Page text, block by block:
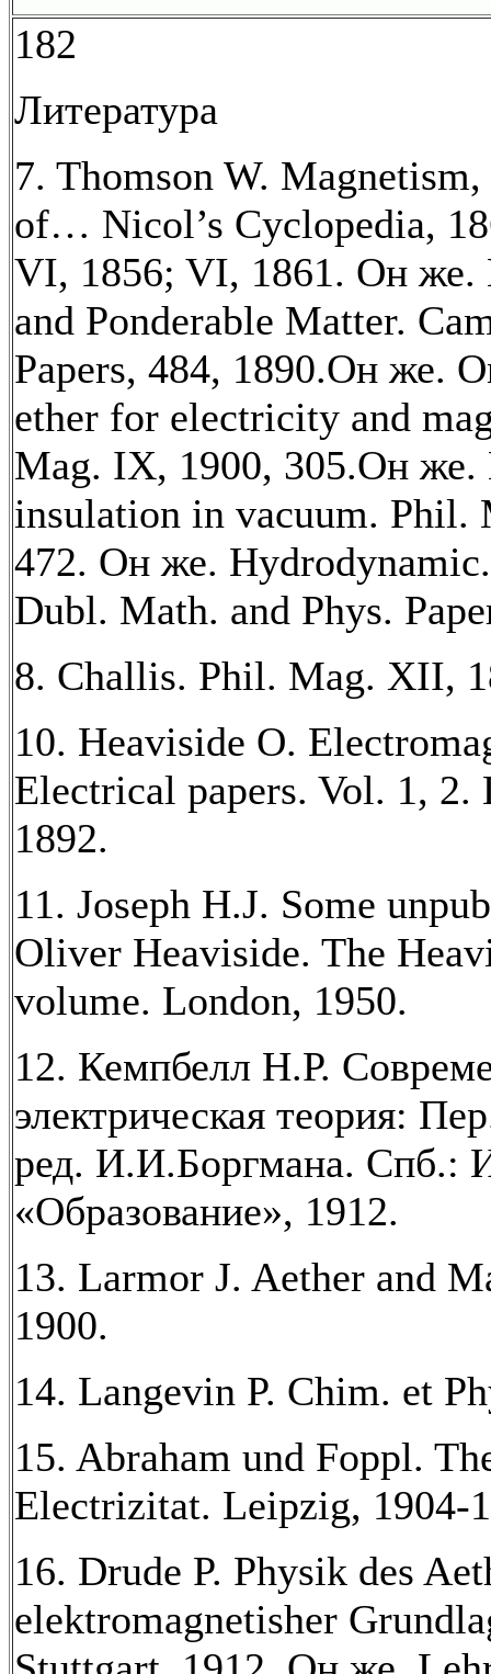
182
Литература
7. Thomson W.
of… Nicol’s Cyclopedia,
VI, 1856; VI, 1861. Он же.
and Ponderable Matter.
Papers, 484, 1890.Он же.
ether for electricity and
Mag. IX, 1900, 305.Он же.
insulation in vacuum. Phil.
472. Он же.
Dubl. Math. and Phys.
8. Challis. Phil. Mag. XII,
10. Heaviside O.
Electrical papers. Vol. 1, 2.
1892.
11. Joseph H.J. Some
Oliver Heaviside. The
volume. London, 1950.
12. Кемпбелл Н.Р.
электрическая теория:
ред. И.И.Боргмана. Спб.:
«Образование», 1912.
13. Larmor J. Aether and
1900.
14. Langevin P. Chim. et
15. Abraham und Foppl.
Electrizitat. Leipzig, 1904-
16. Drude P. Physik des
elektromagnetisher